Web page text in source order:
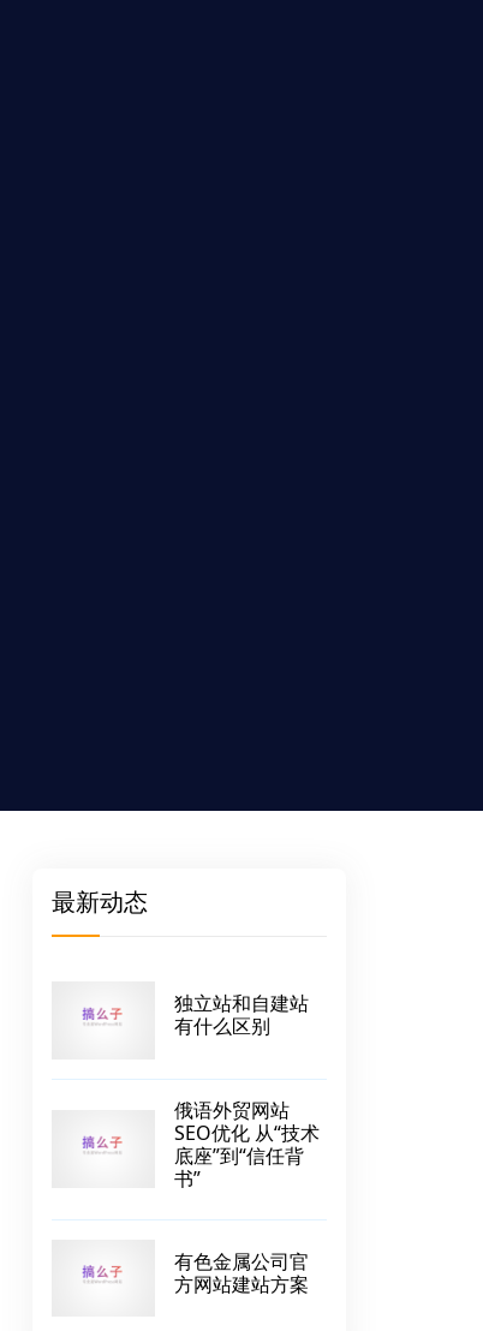
最新动态
独立站和自建站
有什么区别
俄语外贸网站
SEO优化 从“技术
底座”到“信任背
书”
有色金属公司官
方网站建站方案